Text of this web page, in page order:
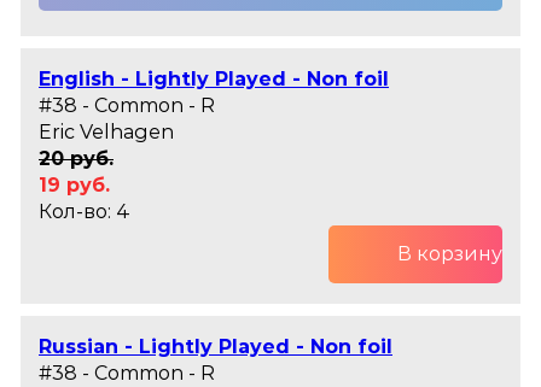
English - Lightly Played - Non foil
#38 - Common - R
Eric Velhagen
20 руб.
19 руб.
Кол-во: 4
В корзину
Russian - Lightly Played - Non foil
#38 - Common - R